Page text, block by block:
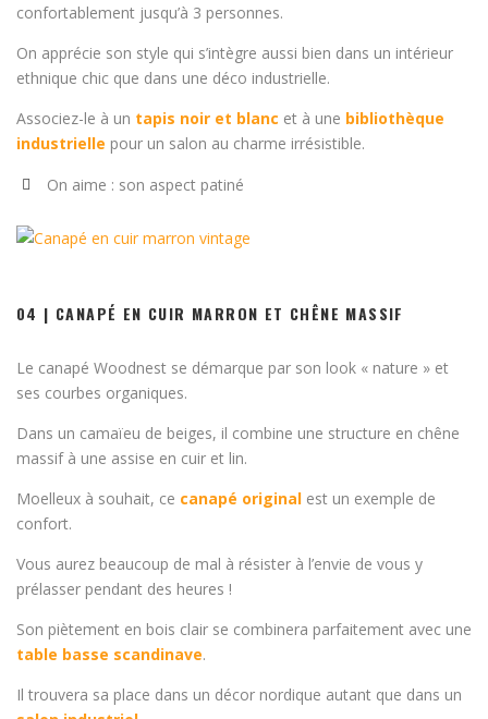
confortablement jusqu’à 3 personnes.
On apprécie son style qui s’intègre aussi bien dans un intérieur
ethnique chic que dans une déco industrielle.
Associez-le à un tapis noir et blanc et à une bibliothèque
industrielle pour un salon au charme irrésistible.
On aime : son aspect patiné
04 | CANAPÉ EN CUIR MARRON ET CHÊNE MASSIF
Le canapé Woodnest se démarque par son look « nature » et
ses courbes organiques.
Dans un camaïeu de beiges, il combine une structure en chêne
massif à une assise en cuir et lin.
Moelleux à souhait, ce canapé original est un exemple de
confort.
Vous aurez beaucoup de mal à résister à l’envie de vous y
prélasser pendant des heures !
Son piètement en bois clair se combinera parfaitement avec une
table basse scandinave.
Il trouvera sa place dans un décor nordique autant que dans un